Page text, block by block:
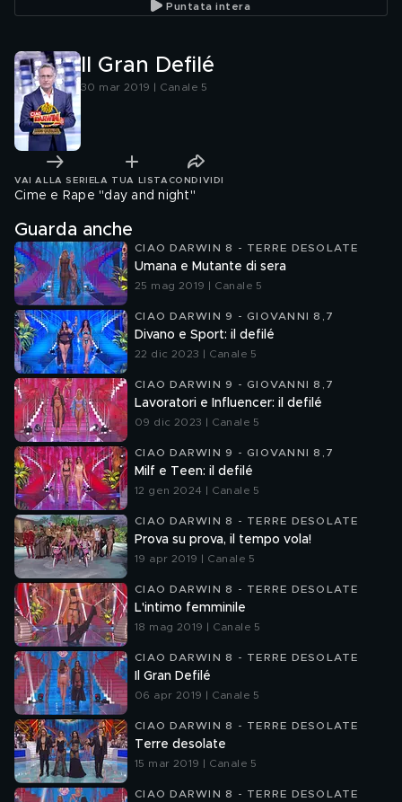
Puntata intera
Il Gran Defilé
30 mar 2019 | Canale 5
VAI ALLA SERIE LA TUA LISTA CONDIVIDI
Cime e Rape "day and night"
Guarda anche
CIAO DARWIN 8 - TERRE DESOLATE
Umana e Mutante di sera
25 mag 2019 | Canale 5
CIAO DARWIN 9 - GIOVANNI 8,7
Divano e Sport: il defilé
22 dic 2023 | Canale 5
CIAO DARWIN 9 - GIOVANNI 8,7
Lavoratori e Influencer: il defilé
09 dic 2023 | Canale 5
CIAO DARWIN 9 - GIOVANNI 8,7
Milf e Teen: il defilé
12 gen 2024 | Canale 5
CIAO DARWIN 8 - TERRE DESOLATE
Prova su prova, il tempo vola!
19 apr 2019 | Canale 5
CIAO DARWIN 8 - TERRE DESOLATE
L'intimo femminile
18 mag 2019 | Canale 5
CIAO DARWIN 8 - TERRE DESOLATE
Il Gran Defilé
06 apr 2019 | Canale 5
CIAO DARWIN 8 - TERRE DESOLATE
Terre desolate
15 mar 2019 | Canale 5
CIAO DARWIN 8 - TERRE DESOLATE